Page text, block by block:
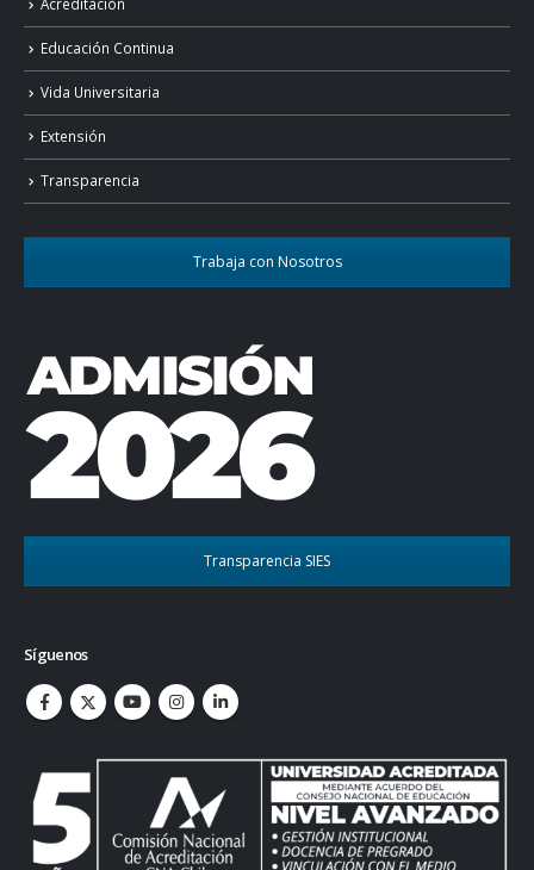
Acreditación
Educación Continua
Vida Universitaria
Extensión
Transparencia
Trabaja con Nosotros
Transparencia SIES
Síguenos